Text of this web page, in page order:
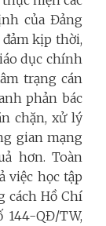
của Đảng
kịp thời,
dục chính
trạng cán
phản bác
chặn, xử lý
gian mạng
hơn. Toàn
việc học tập
cách Hồ Chí
QĐ/TW,